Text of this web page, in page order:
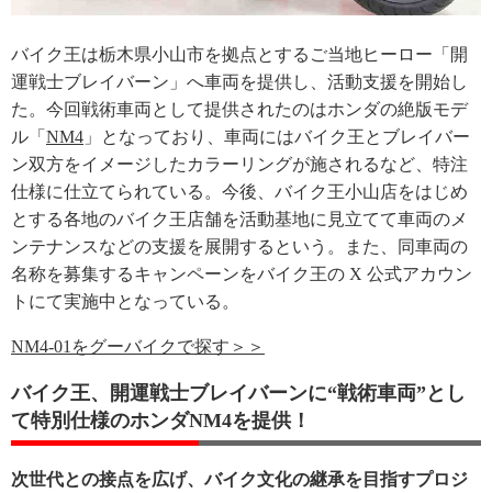
バイク王は栃木県小山市を拠点とするご当地ヒーロー「開
運戦士ブレイバーン」へ車両を提供し、活動支援を開始し
た。今回戦術車両として提供されたのはホンダの絶版モデ
ル「 NM4 」となっており、車両にはバイク王とブレイバー
ン双方をイメージしたカラーリングが施されるなど、特注
仕様に仕立てられている。今後、バイク王小山店をはじめ
とする各地のバイク王店舗を活動基地に見立てて車両のメ
ンテナンスなどの支援を展開するという。また、同車両の
名称を募集するキャンペーンをバイク王の X 公式アカウン
トにて実施中となっている。
NM4-01をグーバイクで探す＞＞
バイク王、開運戦士ブレイバーンに“戦術車両”とし
て特別仕様のホンダNM4を提供！
次世代との接点を広げ、バイク文化の継承を目指すプロジ